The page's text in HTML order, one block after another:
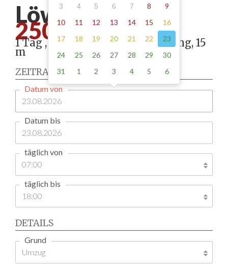
Löwenstein -
250.00
1 Tag , Stellung gemäß Anordnung, 15
m
ZEITRAUM
Datum von
Datum bis
täglich von
täglich bis
DETAILS
Grund
3
4 5 6 7 8
9
10
11 12 13 14 15
16
17
18 19 20 21 22
23
24
25 26 27 28 29
30
31
1 2 3 4 5 6